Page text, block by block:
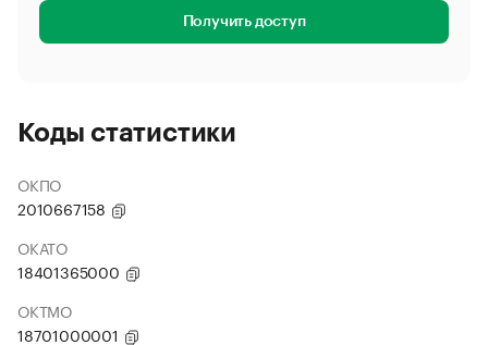
Получить доступ
Коды статистики
ОКПО
2010667158
ОКАТО
18401365000
ОКТМО
18701000001